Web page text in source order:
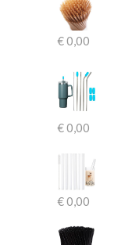
€0,00
€0,00
€0,00